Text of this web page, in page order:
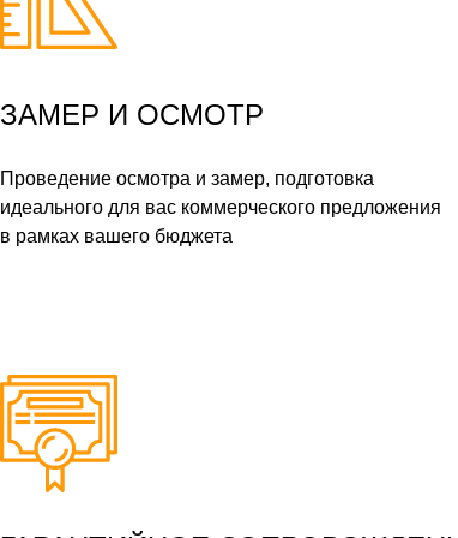
ЗАМЕР И ОСМОТР
Проведение осмотра и замер, подготовка
идеального для вас коммерческого предложения
в рамках вашего бюджета